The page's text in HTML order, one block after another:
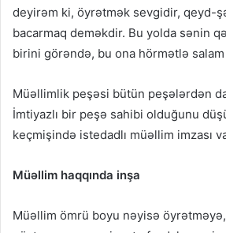
deyirəm ki, öyrətmək sevgidir, qeyd-
bacarmaq deməkdir. Bu yolda sənin
birini görəndə, bu ona hörmətlə
Müəllimlik peşəsi bütün peşələrdən
İmtiyazlı bir peşə sahibi olduğunu
keçmişində istedadlı müəllim imzası
Müəllim haqqında inşa
Müəllim ömrü boyu nəyisə